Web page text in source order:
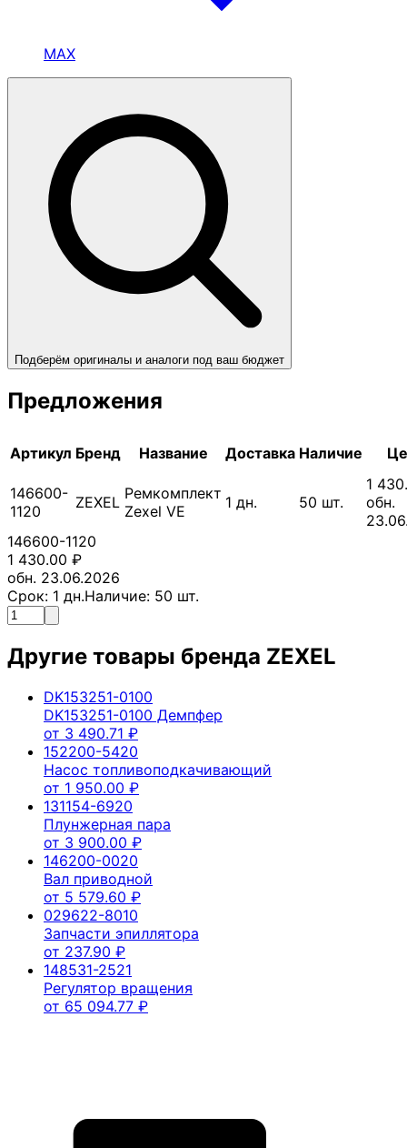
MAX
Подберём оригиналы и аналоги под ваш бюджет
Предложения
Артикул Бренд Название Доставка Наличие
146600-
1120
ZEXEL Ремкомплект
Zexel VE
1 дн. 50 шт.
1
обн.
146600-1120
1 430.00 ₽
обн. 23.06.2026
Срок: 1 дн.Наличие: 50 шт.
Другие товары бренда ZEXEL
DK153251-0100
DK153251-0100 Демпфер
от 3 490.71 ₽
152200-5420
Насос топливоподкачивающий
от 1 950.00 ₽
131154-6920
Плунжерная пара
от 3 900.00 ₽
146200-0020
Вал приводной
от 5 579.60 ₽
029622-8010
Запчасти эпиллятора
от 237.90 ₽
148531-2521
Регулятор вращения
от 65 094.77 ₽